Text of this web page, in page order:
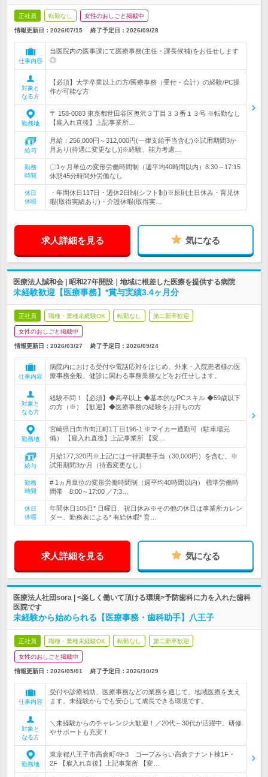
正社員 転勤なし 女性のおしごと掲載中
情報更新日：2026/07/15 終了予定日： 2026/09/28
仕事内容
当医院内の医事課にて医療事務(主任・課長候補)をお任せします
◎
対象と
なる方
【必須】大学卒業以上の方/医療事務（受付・会計）の経験/PC操
作が可能な方
勤務地
〒 158-0083 東京都世田谷区奥沢３丁目３３番１３号 ※転勤なし
【雇入れ直後】上記事業所…
給与
月給：256,000円～312,000円(一律支給手当含む)※試用期間3か
月あり(待遇に変更なし)]※経験、能力考慮…
勤務
時間
〇1ヶ月単位の変形労働時間制（週平均40時間以内）8:30～17:15
休憩45分時間外労働なし
休日
休暇
・年間休日117日・週休2日制(シフト制)※原則土日休み・育児休
暇(取得実績あり)・介護休暇(取得実…
求人詳細を見る 気になる
医療法人誠和会 | 昭和27年開設｜地域に根差した医療を提供する病院
未経験歓迎【医療事務】*賞与実績3.4ヶ月分
正社員 職種・業種未経験OK 転勤なし 第二新卒歓迎
女性のおしごと掲載中
情報更新日：2026/03/27 終了予定日： 2026/09/24
仕事内容
病院内における受付や電話応対をはじめ、外来・入院患者様の医
療事務全般、健診に関わる事務業務などをお任せします。
対象と
なる方
経験不問！【必須】◆高卒以上 ◆基本的なPCスキル ◆59歳以下
の方（※）【歓迎】◆医療事務の経験をお持ちの方
勤務地
宮崎県日向市向江町1丁目196-1 ※マイカー通勤可（駐車場完
備） 【雇入れ直後】上記事業所 【変…
給与
月給177,320円※上記には一律調整手当（30,000円）を含む。※
試用期間3か月（待遇変更なし）
勤務
時間
# 1ヵ月単位の変形労働時間制（週平均40時間以内） 標準労働時
間帯 8:00～17:00 ／7:3…
休日
休暇
年間休日105日* 日曜日、祝日休み※その他の休日は事業所カレン
ダー、勤務表による* 有給休暇* 育…
求人詳細を見る 気になる
医療法人社団sora | <楽しく働いて頂ける環境>予防歯科に力を入れた歯科
医院です
未経験から始められる【医療事務・歯科助手】八王子
正社員 職種・業種未経験OK 転勤なし 第二新卒歓迎
女性のおしごと掲載中
情報更新日：2026/05/01 終了予定日： 2026/10/29
仕事内容
受付や診療補助、医療事務などの業務を通じて、地域医療を支え
ます。未経験からでも安心して成長できる環境です。
対象と
なる方
＼未経験からのチャレンジ大歓迎！／20代～30代が活躍中。研修
やサポートも充実！
勤務地
東京都八王子市高倉町49-3 コ―プみらい高倉テナント棟1F・
2F 【雇入れ直後】上記事業所 【変…